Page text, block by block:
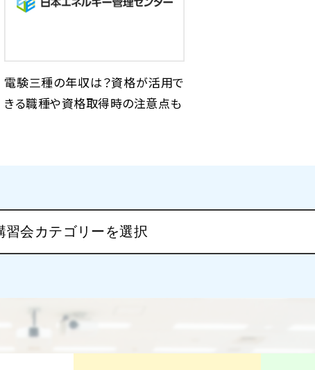
電験三種の年収は？資格が活用で
きる職種や資格取得時の注意点も